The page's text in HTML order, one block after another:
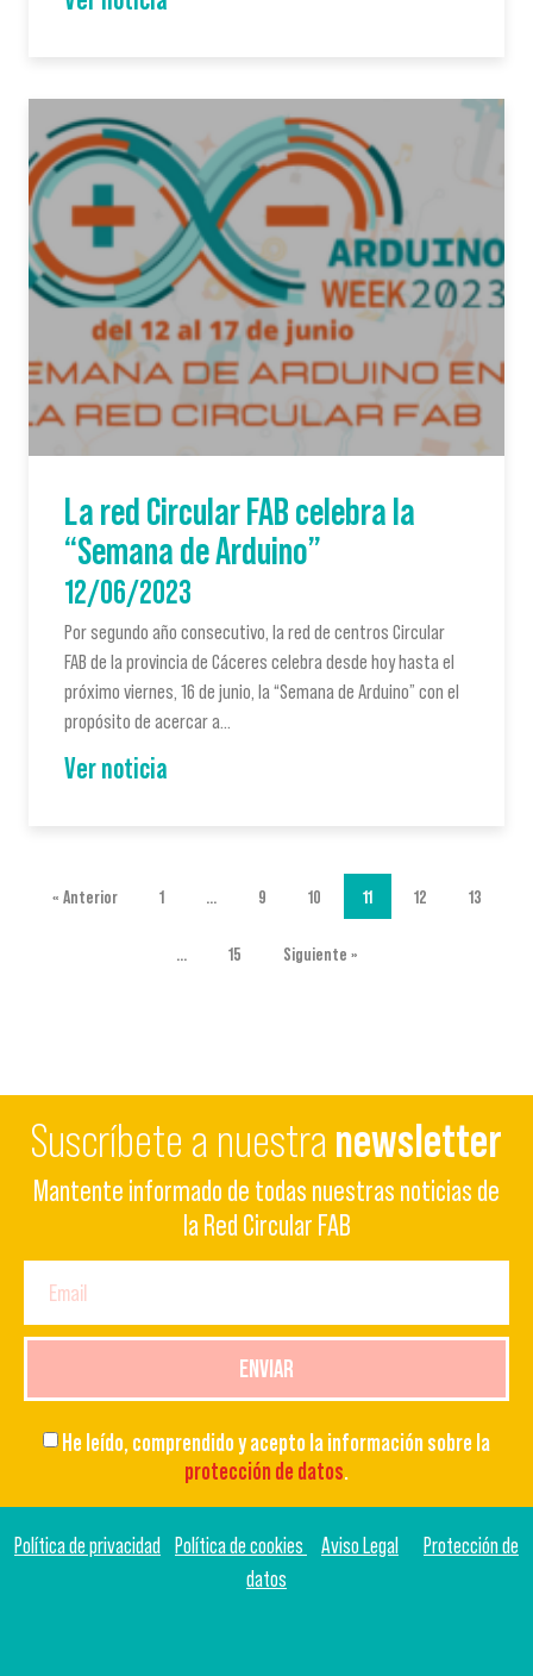
La red Circular FAB celebra la
“Semana de Arduino”
12/06/2023
Por segundo año consecutivo, la red de centros Circular
FAB de la provincia de Cáceres celebra desde hoy hasta el
próximo viernes, 16 de junio, la “Semana de Arduino” con el
propósito de acercar a…
Ver noticia
« Anterior 1 … 9 10 11 12 13
… 15 Siguiente »
Suscríbete a nuestra newsletter
Mantente informado de todas nuestras noticias de
la Red Circular FAB
He leído, comprendido y acepto la información sobre la
protección de datos.
ENVIAR
Política de privacidad Política de cookies Aviso Legal
Protección de
datos